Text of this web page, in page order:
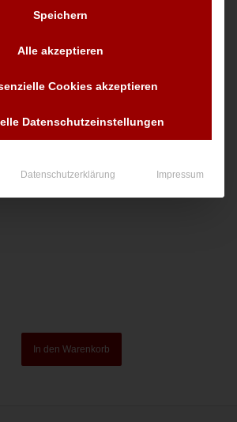
In den Warenkorb
Speichern
Alle akzeptieren
Cookies akzeptieren
Datenschutzeinstellungen
Datenschutzerklärung Impressum